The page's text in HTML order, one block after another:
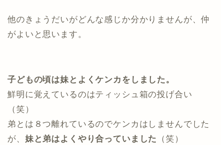
他のきょうだいがどんな感じか分かりませんが、仲
がよいと思います。
子どもの頃は妹とよくケンカをしました。
鮮明に覚えているのはティッシュ箱の投げ合い
（笑）
弟とは８つ離れているのでケンカはしませんでした
が、 妹と弟はよくやり合っていました （笑）